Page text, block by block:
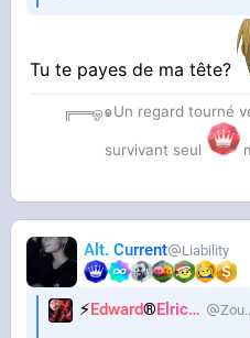
Tu te payes de ma tête?
╔══ஓ๑Un regard tourné
survivant seul
Alt. Current Liability
⚡ Edward® Elric🌒